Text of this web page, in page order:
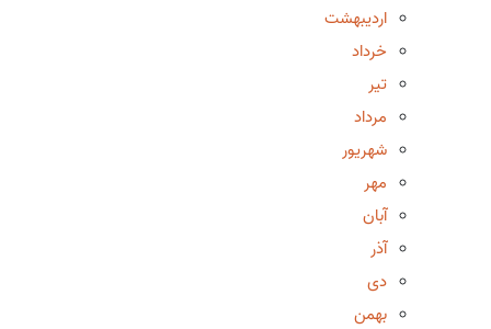
اردیبهشت
خرداد
تیر
مرداد
شهریور
مهر
آبان
آذر
دی
بهمن